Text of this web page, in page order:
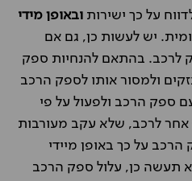
על כך ישירות ובאופן מידי
יש לעשות כן, גם אם
לרכב. בהתאם להנחיות ספק
ולמסור אותו לספק הרכב
ספק הרכב ולפעול על פי
אחר לרכב, שלא עקב מעורבות
על כך באופן מיידי
תעשה כן, עלול ספק הרכב